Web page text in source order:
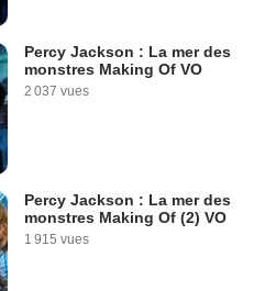
Percy Jackson : La mer des
monstres Making Of VO
2 037 vues
Percy Jackson : La mer des
monstres Making Of (2) VO
1 915 vues